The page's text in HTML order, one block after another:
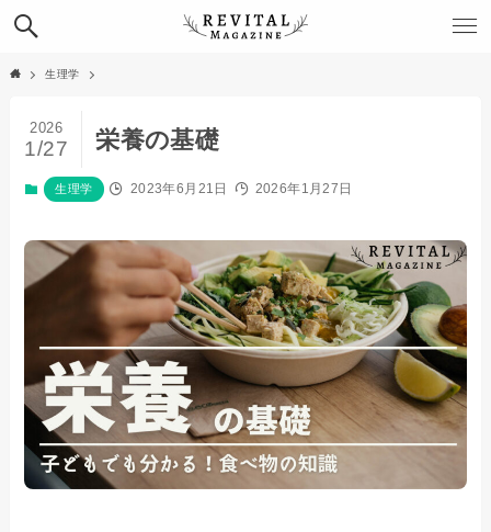
生理学
栄養の基礎
2026
1/27
生理学 2023年6月21日 2026年1月27日